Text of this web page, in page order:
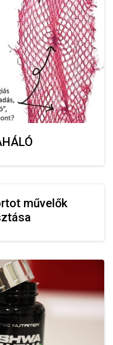
művelők